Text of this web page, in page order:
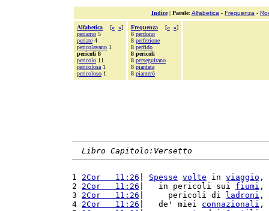
Indice| Parole: Alfabetica - Frequenza -
Alfabetica [« »]
periamo 5
periate 4
pericolavano 1
pericoli 8
pericolo 11
pericolosa 1
pericoloso 1
Frequenza [« »]
8 perdono
8 perfezione
8 perfido
8 pericoli
8 perseguitano
8 piantata
8 pianterò
Libro Capitolo:Versetto
1 2Cor   11:26 Spesse volte in viaggio ,
2 2Cor   11:26 |   in pericoli sui fiumi ,
3 2Cor   11:26 |     pericoli di ladroni ,
4 2Cor   11:26 |   de' miei connazionali ,